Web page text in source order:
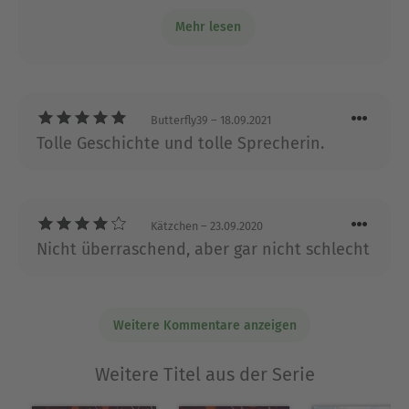
Bestseller, ebenso wie der Nachfolger Kiss Me
Ausblenden
verherrlichend geschrieben.
Mehr lesen
Butterfly39 – 18.09.2021
Tolle Geschichte und tolle Sprecherin.
Kätzchen – 23.09.2020
Nicht überraschend, aber gar nicht schlecht
Weitere Kommentare anzeigen
Weitere Titel aus der Serie